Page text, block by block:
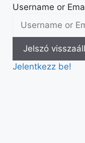
Username or
Jelentkezz be!